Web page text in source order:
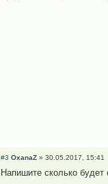
#3 OxanaZ» 30.05.2017, 15:41
Напишите сколько